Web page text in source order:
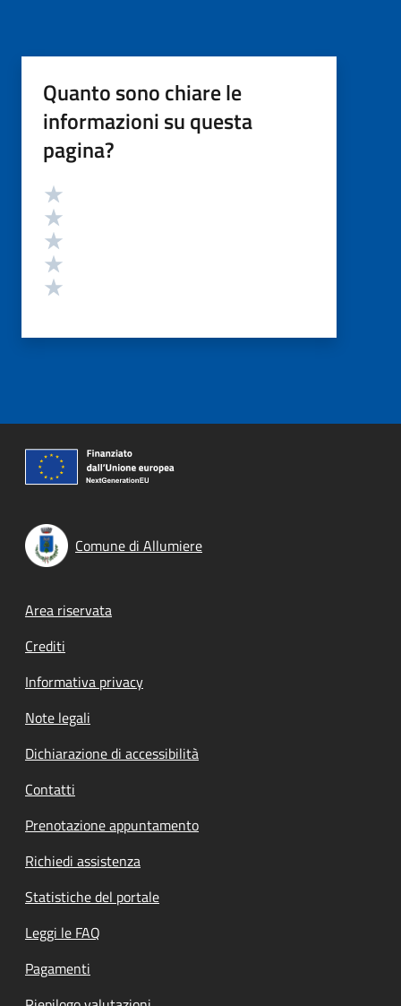
Quanto sono chiare le
informazioni su questa
pagina?
Valutazione
Comune di Allumiere
Footer menu
Area riservata
Crediti
Informativa privacy
Note legali
Dichiarazione di accessibilità
Contatti
Prenotazione appuntamento
Richiedi assistenza
Statistiche del portale
Leggi le FAQ
Pagamenti